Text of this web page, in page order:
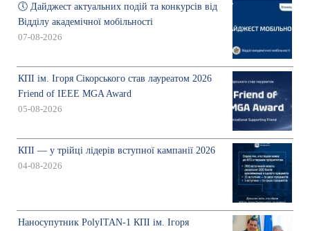
🕔 Дайджест актуальних подій та конкурсів від
Відділу академічної мобільності
07-08-2026
КПІ ім. Ігоря Сікорського став лауреатом 2026
Friend of IEEE MGA Award
05-08-2026
КПІ — у трійці лідерів вступної кампанії 2026
04-08-2026
Наносупутник PolyITAN-1 КПІ ім. Ігоря